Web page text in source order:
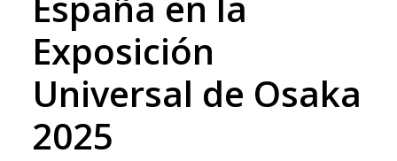
Exposición
Universal de Osaka
2025